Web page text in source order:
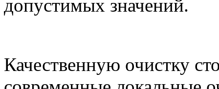
допустимых значений.
Качественную очистку